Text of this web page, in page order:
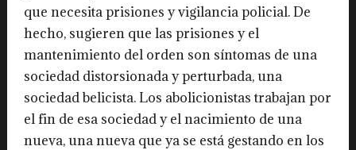
que necesita prisiones y vigilancia policial. De
hecho, sugieren que las prisiones y el
mantenimiento del orden son síntomas de una
sociedad distorsionada y perturbada, una
sociedad belicista. Los abolicionistas trabajan por
el fin de esa sociedad y el nacimiento de una
nueva, una nueva que ya se está gestando en los